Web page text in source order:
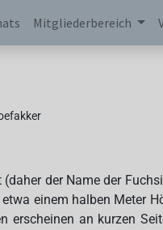
Mitgliederbereich
der Name der
einem halben Meter
an kurzen